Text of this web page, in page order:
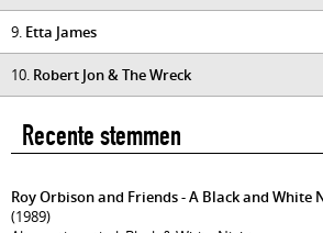
9. Etta James
10. Robert Jon & The Wreck
Recente stemmen
Roy Orbison and Friends - A Black and White
(1989)